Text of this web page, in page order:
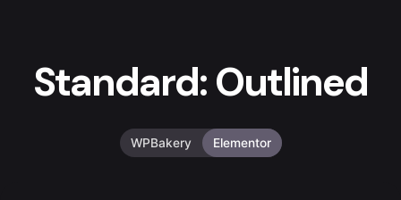
Standard: Outlined
WPBakery Elementor